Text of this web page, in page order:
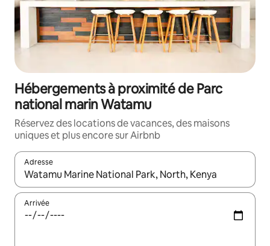
Hébergements à proximité de Parc
national marin Watamu
Réservez des locations de vacances, des maisons
uniques et plus encore sur Airbnb
Adresse
Lorsque les résultats s'affichent, utilisez les flèches vers le
Arrivée